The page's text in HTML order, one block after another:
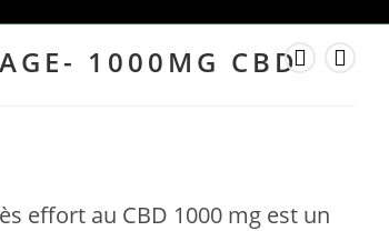
1000MG CBD
effort au CBD 1000 mg est un